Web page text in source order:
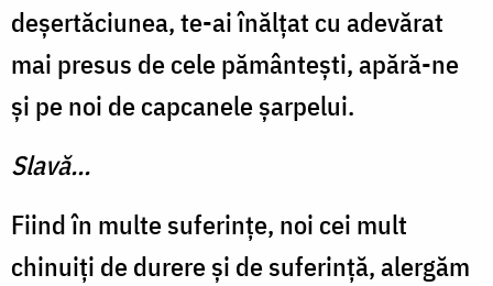
deșertăciunea, te-ai înălțat cu adevărat
mai presus de cele pământești, apără-ne
și pe noi de capcanele șarpelui.
Slavă...
Fiind în multe suferințe, noi cei mult
chinuiți de durere și de suferință, alergăm